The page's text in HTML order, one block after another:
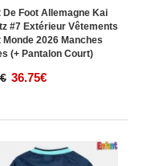
De Foot Allemagne Kai
#7 Extérieur Vêtements
Monde 2026 Manches
(+ Pantalon Court)
36.75€